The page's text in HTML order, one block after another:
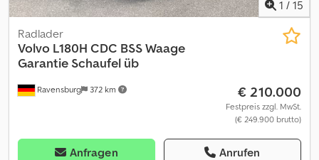
1 / 15
Ravensburg 372 km
Radlader
Volvo L180H CDC BSS Waage
Garantie Schaufel üb
€ 210.000
Festpreis zzgl. MwSt.
(€ 249.900 brutto)
Anfragen Anrufen